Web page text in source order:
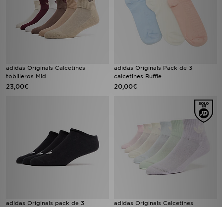
adidas Originals Calcetines
tobilleros Mid
23,00€
adidas Originals Pack de 3
calcetines Ruffle
20,00€
adidas Originals pack de 3
adidas Originals Calcetines